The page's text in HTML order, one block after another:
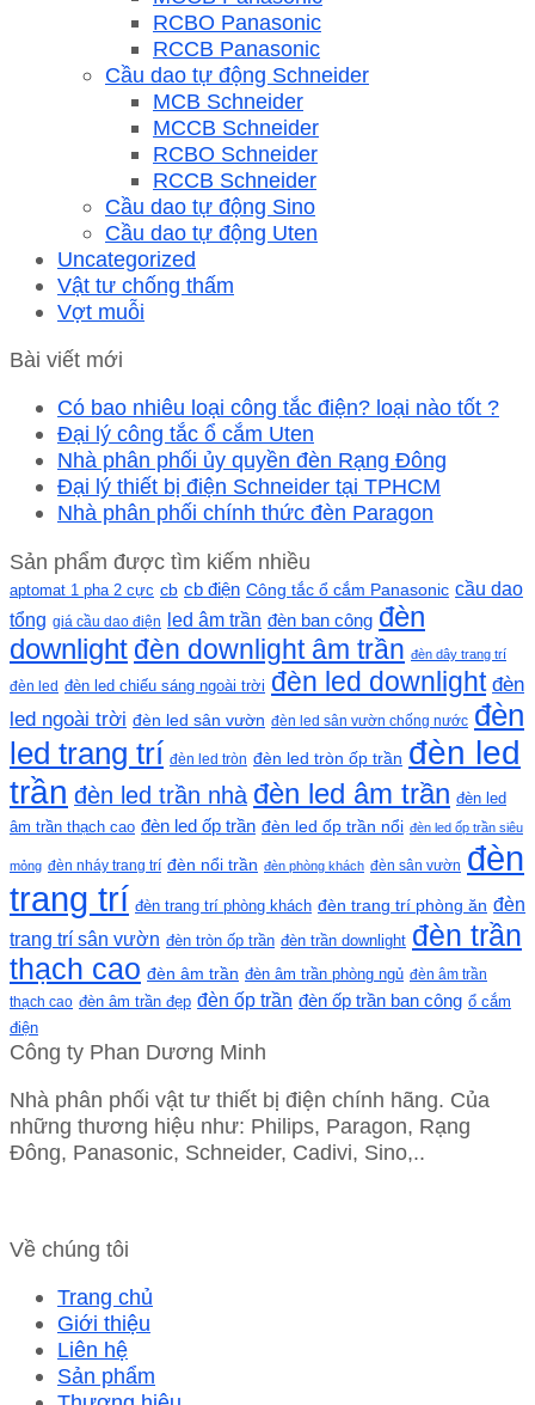
RCBO Panasonic
RCCB Panasonic
Cầu dao tự động Schneider
MCB Schneider
MCCB Schneider
RCBO Schneider
RCCB Schneider
Cầu dao tự động Sino
Cầu dao tự động Uten
Uncategorized
Vật tư chống thấm
Vợt muỗi
Bài viết mới
Có bao nhiêu loại công tắc điện? loại nào tốt ?
Đại lý công tắc ổ cắm Uten
Nhà phân phối ủy quyền đèn Rạng Đông
Đại lý thiết bị điện Schneider tại TPHCM
Nhà phân phối chính thức đèn Paragon
Sản phẩm được tìm kiếm nhiều
aptomat 1 pha 2 cực cb cb điện Công tắc ổ cắm Panasonic cầu dao
tổng giá cầu dao điện led âm trần đèn ban công đèn
downlight đèn downlight âm trần đèn dây trang trí
đèn led đèn led chiếu sáng ngoài trời đèn led downlight đèn
led ngoài trời đèn led sân vườn đèn led sân vườn chống nước đèn
led trang trí đèn led tròn đèn led tròn ốp trần đèn led
trần đèn led trần nhà đèn led âm trần đèn led
âm trần thạch cao đèn led ốp trần đèn led ốp trần nổi đèn led ốp trần siêu
mỏng đèn nháy trang trí đèn nổi trần đèn phòng khách đèn sân vườn đèn
trang trí đèn trang trí phòng khách đèn trang trí phòng ăn đèn
trang trí sân vườn đèn tròn ốp trần đèn trần downlight đèn trần
thạch cao đèn âm trần đèn âm trần phòng ngủ đèn âm trần
thạch cao đèn âm trần đẹp đèn ốp trần đèn ốp trần ban công ổ cắm
điện
Công ty Phan Dương Minh
Nhà phân phối vật tư thiết bị điện chính hãng. Của
những thương hiệu như: Philips, Paragon, Rạng
Đông, Panasonic, Schneider, Cadivi, Sino,..
Về chúng tôi
Trang chủ
Giới thiệu
Liên hệ
Sản phẩm